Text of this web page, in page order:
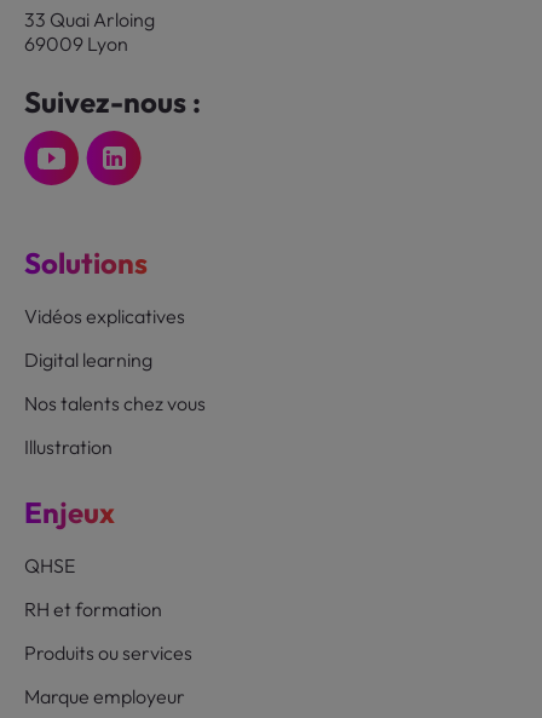
33 Quai Arloing
69009 Lyon
Suivez-nous :
Solutions
Vidéos explicatives
Digital learning
Nos talents chez vous
Illustration
Enjeux
QHSE
RH et formation
Produits ou services
Marque employeur